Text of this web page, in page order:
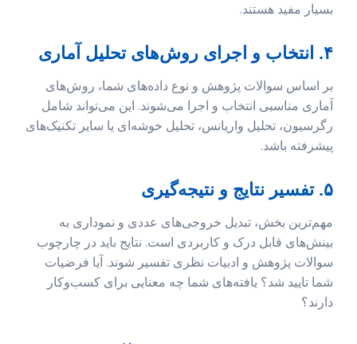
بسیار مفید هستند.
۴. انتخاب و اجرای روش‌های تحلیل آماری
بر اساس سوالات پژوهش و نوع داده‌های شما، روش‌های
آماری مناسبی انتخاب و اجرا می‌شوند. این می‌تواند شامل
رگرسیون، تحلیل واریانس، تحلیل خوشه‌ای یا سایر تکنیک‌های
پیشرفته باشد.
۵. تفسیر نتایج و نتیجه‌گیری
مهم‌ترین بخش، تبدیل خروجی‌های عددی و نموداری به
بینش‌های قابل درک و کاربردی است. نتایج باید در چارچوب
سوالات پژوهش و ادبیات نظری تفسیر شوند. آیا فرضیات
شما تایید شد؟ یافته‌های شما چه معنایی برای کسب‌وکار
دارند؟